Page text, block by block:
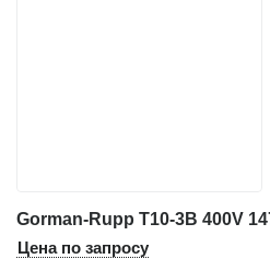
Gorman-Rupp T10-3B 400V
Цена по запросу